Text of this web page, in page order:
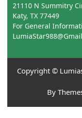
21110 N Summitry
Katy, TX 77449
For General